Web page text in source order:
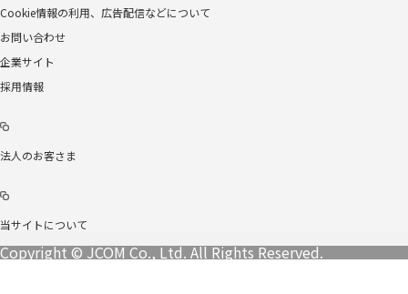
Cookie情報の利用、広告配信などについて
お問い合わせ
企業サイト
採用情報
法人のお客さま
当サイトについて
Copyright © JCOM Co., Ltd. All Rights Reserved.